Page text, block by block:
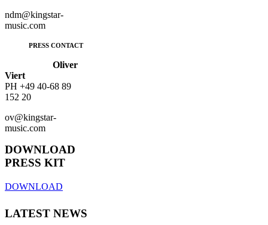
ndm@kingstar-
music.com
PRESS CONTACT
Oliver
Viert
PH +49 40-68 89
152 20
ov@kingstar-
music.com
DOWNLOAD
PRESS KIT
DOWNLOAD
LATEST NEWS